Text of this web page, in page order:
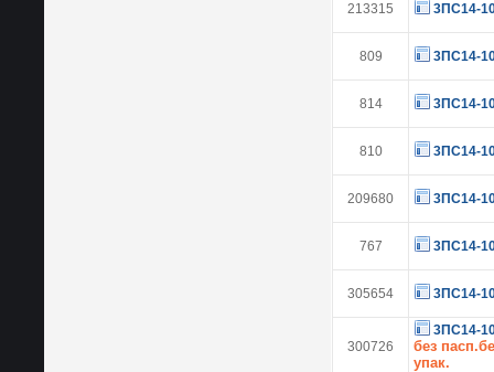
213315 3ПС14-
809 3ПС14-
814 3ПС14-
810 3ПС14-
209680 3ПС14-
767 3ПС14-
305654 3ПС14-
300726
3ПС14-
без
упак.